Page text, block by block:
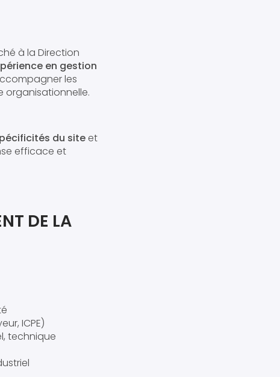
à la Direction
en gestion
les
organisationnelle.
du siteet
efficace et
DE LA
ICPE)
technique